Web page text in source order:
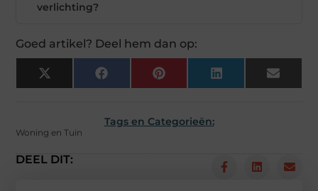
verlichting?
Goed artikel? Deel hem dan op:
X
(Twitter)
Facebook Pinterest LinkedIn Email
Tags en Categorieën:
Woning en Tuin
DEEL DIT: